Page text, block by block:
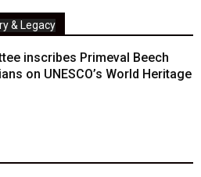
& Legacy
inscribes Primeval Beech
on UNESCO’s World Heritage